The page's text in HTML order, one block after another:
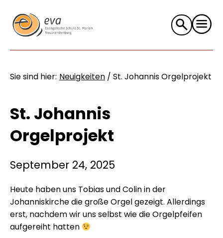
Suche
nach:
Sie sind hier: Neuigkeiten / St. Johannis Orgelprojekt
St. Johannis
Orgelprojekt
September 24, 2025
Heute haben uns Tobias und Colin in der
Johanniskirche die große Orgel gezeigt. Allerdings
erst, nachdem wir uns selbst wie die Orgelpfeifen
aufgereiht hatten